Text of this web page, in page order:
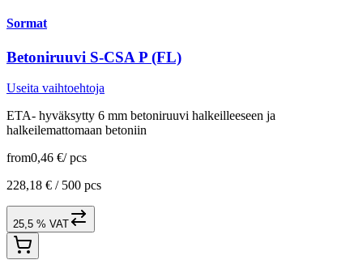
Sormat
Betoniruuvi S-CSA P (FL)
Useita vaihtoehtoja
ETA- hyväksytty 6 mm betoniruuvi halkeilleeseen ja
halkeilemattomaan betoniin
from0,46 €/ pcs
228,18 € / 500 pcs
25,5 % VAT